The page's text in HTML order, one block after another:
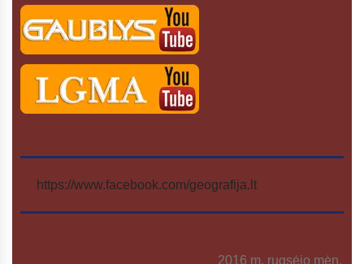
https://www.facebook.com/geografija.lt
2016 m. rugsėjo mėn.